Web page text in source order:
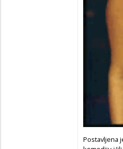
Postavljena